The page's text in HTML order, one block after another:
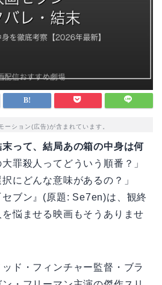
ーション(広告)が含まれています。
って、結局あの箱の中身は何
大罪殺人ってどういう順番？」
にどんな意味があるの？」
ブン』(原題: Se7en)は、観終
悩ませる映画もそうありませ
ド・フィンチャー監督・ブラ